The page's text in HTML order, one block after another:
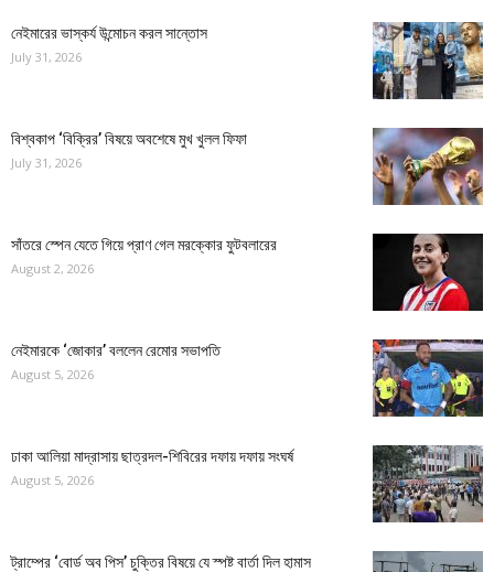
নেইমারের ভাস্কর্য উন্মোচন করল সান্তোস
July 31, 2026
বিশ্বকাপ ‘বিক্রির’ বিষয়ে অবশেষে মুখ খুলল ফিফা
July 31, 2026
সাঁতরে স্পেন যেতে গিয়ে প্রাণ গেল মরক্কোর ফুটবলারের
August 2, 2026
নেইমারকে ‘জোকার’ বললেন রেমোর সভাপতি
August 5, 2026
ঢাকা আলিয়া মাদ্রাসায় ছাত্রদল-শিবিরের দফায় দফায় সংঘর্ষ
August 5, 2026
ট্রাম্পের ‘বোর্ড অব পিস’ চুক্তির বিষয়ে যে স্পষ্ট বার্তা দিল হামাস